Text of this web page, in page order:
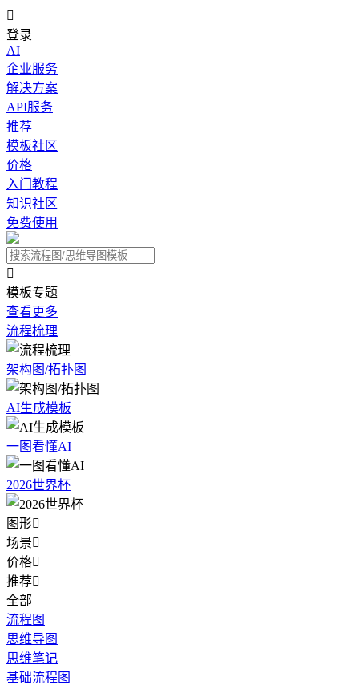

登录
AI
企业服务
解决方案
API服务
推荐
模板社区
价格
入门教程
知识社区
免费使用

模板专题
查看更多
流程梳理
架构图/拓扑图
AI生成模板
一图看懂AI
2026世界杯
图形
场景
价格
推荐
全部
流程图
思维导图
思维笔记
基础流程图